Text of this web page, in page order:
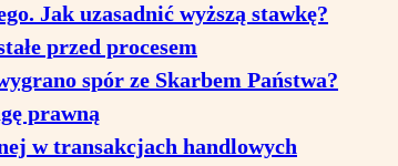
Jak uzasadnić wyższą stawkę?
przed procesem
spór ze Skarbem Państwa?
prawną
w transakcjach handlowych